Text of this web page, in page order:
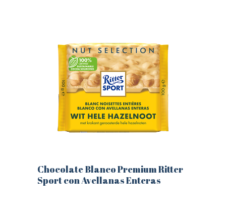
se
pueden
elegir
en
la
página
de
producto
Chocolate Blanco Premium Ritter
Sport con Avellanas Enteras